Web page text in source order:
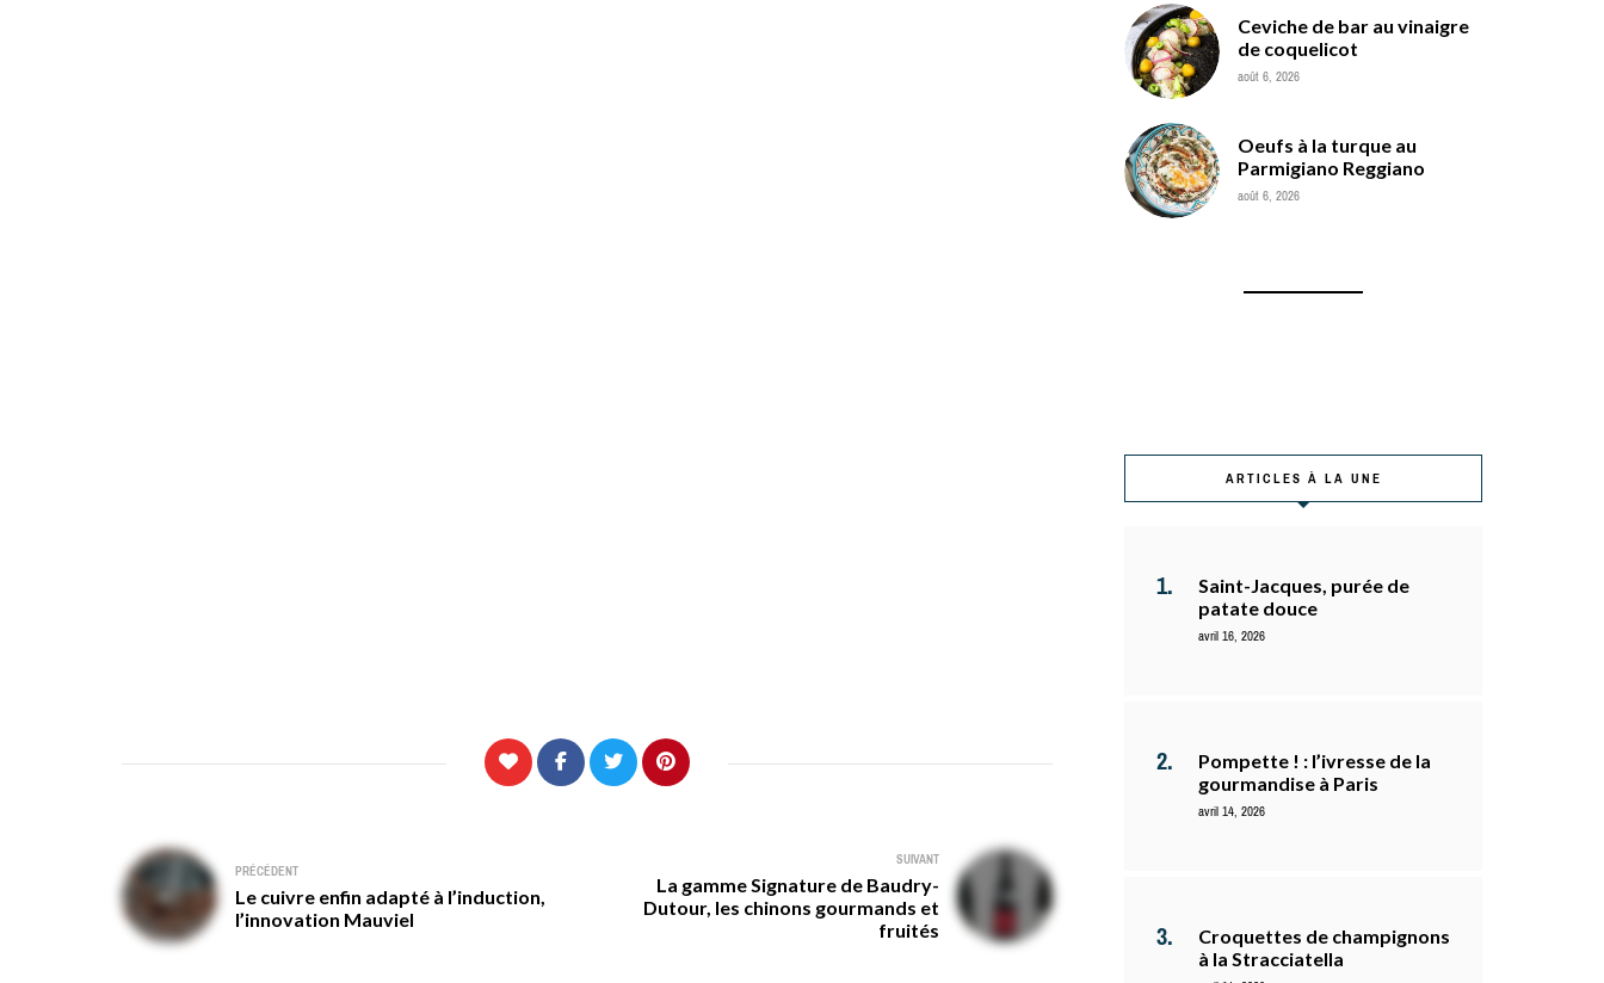
Navigation
de
l’article
PRÉCÉDENT
Le cuivre enfin adapté à l’induction,
l’innovation Mauviel
SUIVANT
La gamme Signature de Baudry-
Dutour, les chinons gourmands et
fruités
Ceviche de bar au vinaigre
de coquelicot
août 6, 2026
Oeufs à la turque au
Parmigiano Reggiano
août 6, 2026
ARTICLES À LA UNE
Saint-Jacques, purée de
patate douce
avril 16, 2026
Pompette ! : l’ivresse de la
gourmandise à Paris
avril 14, 2026
Croquettes de champignons
à la Stracciatella